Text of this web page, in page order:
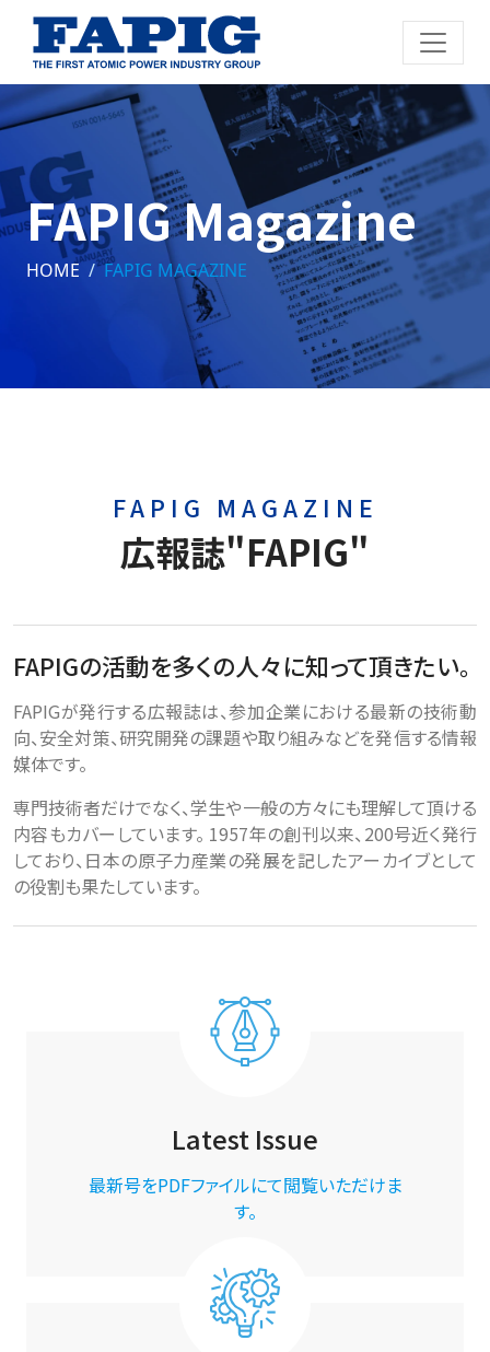
FAPIG Magazine
HOME FAPIG MAGAZINE
FAPIG MAGAZINE
広報誌"FAPIG"
FAPIGの活動を多くの人々に知って頂きたい。
FAPIGが発行する広報誌は、参加企業における最新の技術動
向、安全対策、研究開発の課題や取り組みなどを発信する情報
媒体です。
専門技術者だけでなく、学生や一般の方々にも理解して頂ける
内容もカバーしています。 1957年の創刊以来、200号近く発行
しており、日本の原子力産業の発展を記したアーカイブとして
の役割も果たしています。
Latest Issue
最新号をPDFファイルにて閲覧いただけま
す。